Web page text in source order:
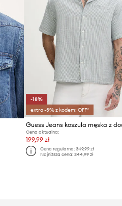
-18%
extra -5% z kodem: OFF*
Cena aktualna:
199,99 zł
Cena regularna: 349,99 zł
Najniższa cena: 244,99 zł